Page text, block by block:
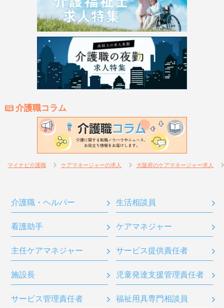
介護職コラム
マイナビ介護職 ケアマネージャーの求人 大阪府のケアマネージャー求人
介護職・ヘルパー 生活相談員
看護助手 ケアマネジャー
主任ケアマネジャー サービス提供責任者
施設長 児童発達支援管理責任者
サービス管理責任者 福祉用具専門相談員